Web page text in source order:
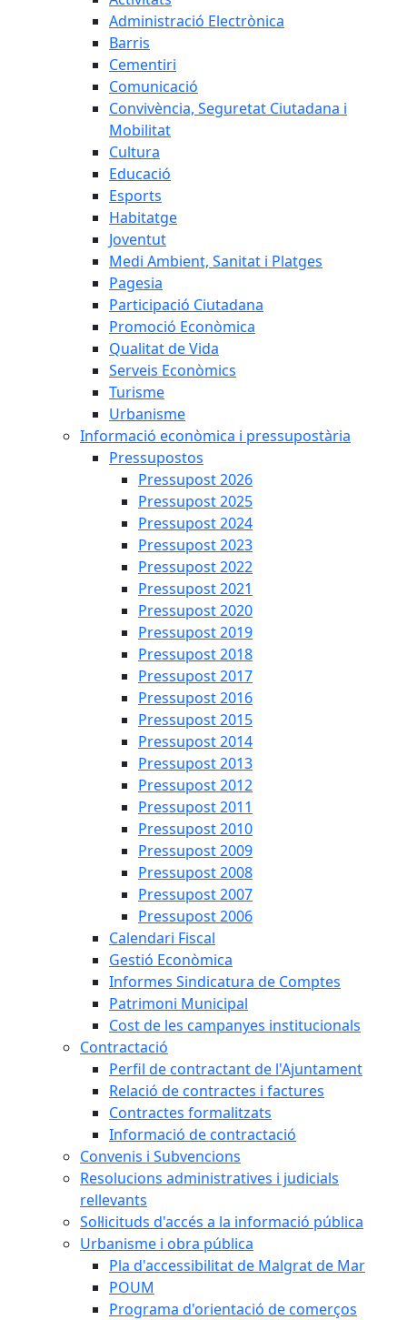
Administració Electrònica
Barris
Cementiri
Comunicació
Convivència, Seguretat Ciutadana i
Mobilitat
Cultura
Educació
Esports
Habitatge
Joventut
Medi Ambient, Sanitat i Platges
Pagesia
Participació Ciutadana
Promoció Econòmica
Qualitat de Vida
Serveis Econòmics
Turisme
Urbanisme
Informació econòmica i pressupostària
Pressupostos
Pressupost 2026
Pressupost 2025
Pressupost 2024
Pressupost 2023
Pressupost 2022
Pressupost 2021
Pressupost 2020
Pressupost 2019
Pressupost 2018
Pressupost 2017
Pressupost 2016
Pressupost 2015
Pressupost 2014
Pressupost 2013
Pressupost 2012
Pressupost 2011
Pressupost 2010
Pressupost 2009
Pressupost 2008
Pressupost 2007
Pressupost 2006
Calendari Fiscal
Gestió Econòmica
Informes Sindicatura de Comptes
Patrimoni Municipal
Cost de les campanyes institucionals
Contractació
Perfil de contractant de l'Ajuntament
Relació de contractes i factures
Contractes formalitzats
Informació de contractació
Convenis i Subvencions
Resolucions administratives i judicials
rellevants
Sol·licituds d'accés a la informació pública
Urbanisme i obra pública
Pla d'accessibilitat de Malgrat de Mar
POUM
Programa d'orientació de comerços